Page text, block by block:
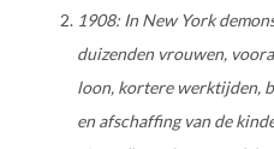
1908: In New York
duizenden vrouwen,
loon, kortere werktijden,
en afschaffing van de